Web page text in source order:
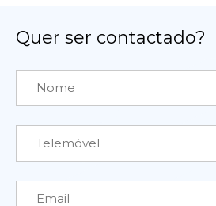
Quer ser contactado?